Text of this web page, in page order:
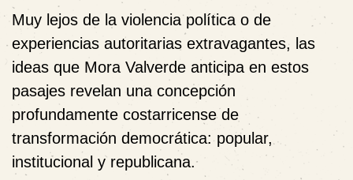
Muy lejos de la violencia política o de
experiencias autoritarias extravagantes, las
ideas que Mora Valverde anticipa en estos
pasajes revelan una concepción
profundamente costarricense de
transformación democrática: popular,
institucional y republicana.